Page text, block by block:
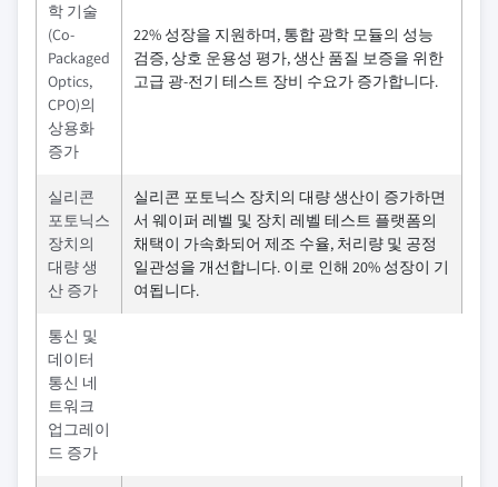
학 기술
(Co-
Packaged
Optics,
CPO)의
상용화
증가
22% 성장을 지원하며, 통합 광학 모듈의 성능
검증, 상호 운용성 평가, 생산 품질 보증을 위한
고급 광-전기 테스트 장비 수요가 증가합니다.
실리콘
포토닉스
장치의
대량 생
산 증가
실리콘 포토닉스 장치의 대량 생산이 증가하면
서 웨이퍼 레벨 및 장치 레벨 테스트 플랫폼의
채택이 가속화되어 제조 수율, 처리량 및 공정
일관성을 개선합니다. 이로 인해 20% 성장이 기
여됩니다.
통신 및
데이터
통신 네
트워크
업그레이
드 증가